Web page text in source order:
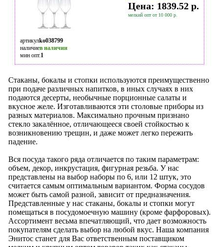
Цена: 1839.52 р.
мелкий опт от 10 000 р.
артикулko038799
наличиев наличии
мин опт.1
Стаканы, бокалы и стопки используются преимущественно
при подаче различных напитков, в иных случаях в них
подаются десерты, необычные порционные салаты и
вкусное желе. Изготавливаются эти столовые приборы из
разных материалов. Максимально прочным признано
стекло закалённое, отличающееся своей стойкостью к
возникновению трещин, и даже может легко пережить
падение.
Вся посуда такого ряда отличается по таким параметрам:
объем, декор, инкрустация, фигурная резьба. У нас
представлены на выбор наборы по 6, или 12 штук, это
считается самым оптимальным вариантом. Форма сосудов
может быть самой разной, зависит от предназначения.
Представленные у нас стаканы, бокалы и стопки могут
помещаться в посудомоечную машину (кроме фарфоровых).
Ассортимент весьма впечатляющий, что дает возможность
покупателям сделать выбор на любой вкус. Наша компания
Энитос станет для Вас ответственным поставщиком